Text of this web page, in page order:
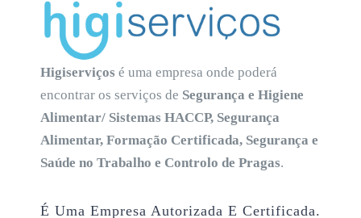
Higiserviços é uma empresa onde poderá
encontrar os serviços de Segurança e Higiene
Alimentar/ Sistemas HACCP, Segurança
Alimentar, Formação Certificada, Segurança e
Saúde no Trabalho e Controlo de Pragas.
É Uma Empresa Autorizada E Certificada.